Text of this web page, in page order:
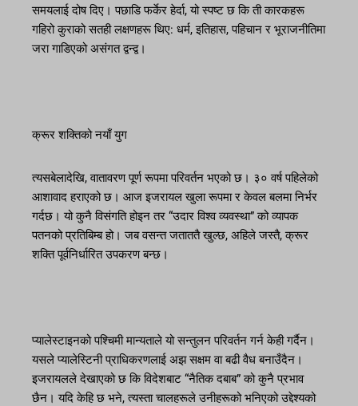
समयलाई दोष दिए। पछाडि फर्केर हेर्दा, यो स्पष्ट छ कि ती कारकहरू
गहिरो कुराको सतही लक्षणहरू थिए: धर्म, इतिहास, पहिचान र भूराजनीतिमा
जरा गाडिएको असंगत द्वन्द्व।
क्रूर शक्तिको नयाँ युग
त्यसबेलादेखि, वातावरण पूर्ण रूपमा परिवर्तन भएको छ। ३० वर्ष पहिलेको
आशावाद हराएको छ। आज इजरायल खुला रूपमा र केवल बलमा निर्भर
गर्दछ। यो कुनै विसंगति होइन तर “उदार विश्व व्यवस्था” को व्यापक
पतनको प्रतिबिम्ब हो। जब वसन्त जताततै खुल्छ, अहिले जस्तै, क्रूर
शक्ति पूर्वनिर्धारित उपकरण बन्छ।
प्यालेस्टाइनको पश्चिमी मान्यताले यो सन्तुलन परिवर्तन गर्न केही गर्दैन।
यसले प्यालेस्टिनी प्राधिकरणलाई अझ सक्षम वा बढी वैध बनाउँदैन।
इजरायलले देखाएको छ कि विदेशबाट “नैतिक दबाब” को कुनै प्रभाव
छैन। यदि केहि छ भने, त्यस्ता चालहरूले उनीहरूको भनिएको उद्देश्यको